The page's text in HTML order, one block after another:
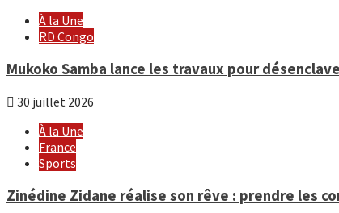
À la Une
RD Congo
Mukoko Samba lance les travaux pour
30 juillet 2026
À la Une
France
Sports
Zinédine Zidane réalise son rêve : prendre les